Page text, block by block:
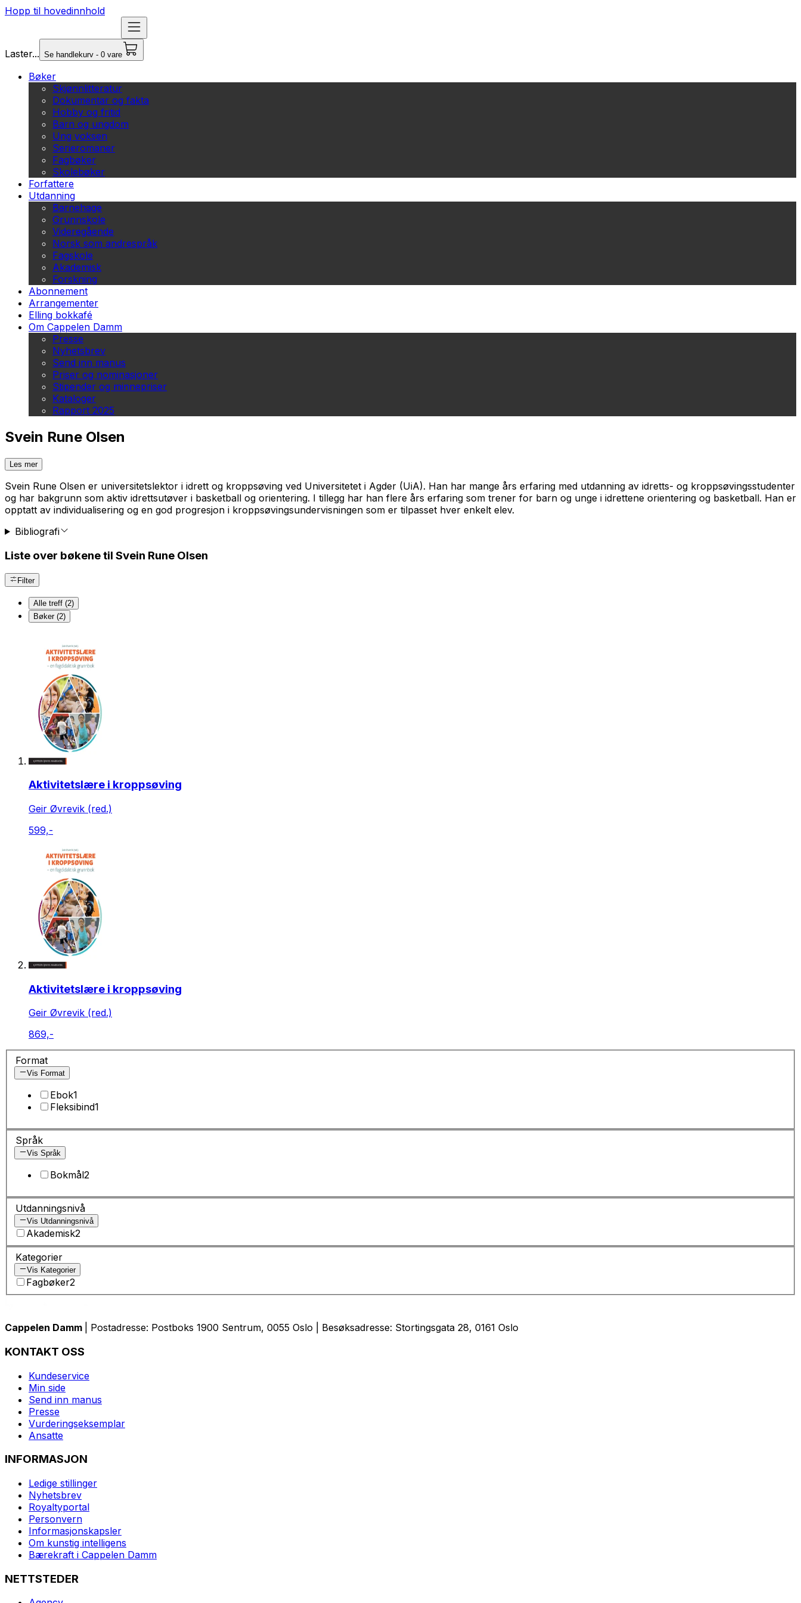
Hopp til hovedinnhold
Laster... Se handlekurv - 0 vare
Bøker
Skjønnlitteratur
Dokumentar og fakta
Hobby og fritid
Barn og ungdom
Ung voksen
Serieromaner
Fagbøker
Skolebøker
Forfattere
Utdanning
Barnehage
Grunnskole
Videregående
Norsk som andrespråk
Fagskole
Akademisk
Forskning
Abonnement
Arrangementer
Elling bokkafé
Om Cappelen Damm
Presse
Nyhetsbrev
Send inn manus
Priser og nominasjoner
Stipender og minnepriser
Kataloger
Rapport 2025
Svein Rune Olsen
Les mer
Svein Rune Olsen er universitetslektor i idrett og kroppsøving ved Universitetet i Agder (UiA). Han har mange års erfaring med utdanning av idretts- og kroppsøvingsstudenter
og har bakgrunn som aktiv idrettsutøver i basketball og orientering. I tillegg har han flere års erfaring som trener for barn og unge i idrettene orientering og basketball. Han er
opptatt av individualisering og en god progresjon i kroppsøvingsundervisningen som er tilpasset hver enkelt elev.
Bibliografi
Liste over bøkene til Svein Rune Olsen
Filter
Alle treff (2)
Bøker (2)
Aktivitetslære i kroppsøving
Geir Øvrevik (red.)
599,-
Aktivitetslære i kroppsøving
Geir Øvrevik (red.)
869,-
Format
Vis Format
Ebok1
Fleksibind1
Språk
Vis Språk
Bokmål2
Utdanningsnivå
Vis Utdanningsnivå
Akademisk2
Kategorier
Vis Kategorier
Fagbøker2
Cappelen Damm | Postadresse: Postboks 1900 Sentrum, 0055 Oslo | Besøksadresse: Stortingsgata 28, 0161 Oslo
KONTAKT OSS
Kundeservice
Min side
Send inn manus
Presse
Vurderingseksemplar
Ansatte
INFORMASJON
Ledige stillinger
Nyhetsbrev
Royaltyportal
Personvern
Informasjonskapsler
Om kunstig intelligens
Bærekraft i Cappelen Damm
NETTSTEDER